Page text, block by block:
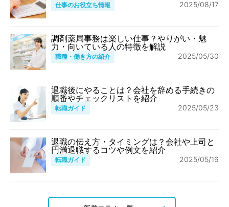
仕事のお役立ち情報 2025/08/17
調剤薬局事務は楽しい仕事？やりがい・魅
力・向いている人の特徴を解説
職種・働き方の紹介 2025/05/30
退職後にやることは？会社を辞める手続きの
順番やチェックリストを紹介
転職ガイド 2025/05/23
退職の伝え方・タイミングは？会社や上司と
円満退職するコツや例文を紹介
転職ガイド 2025/05/16